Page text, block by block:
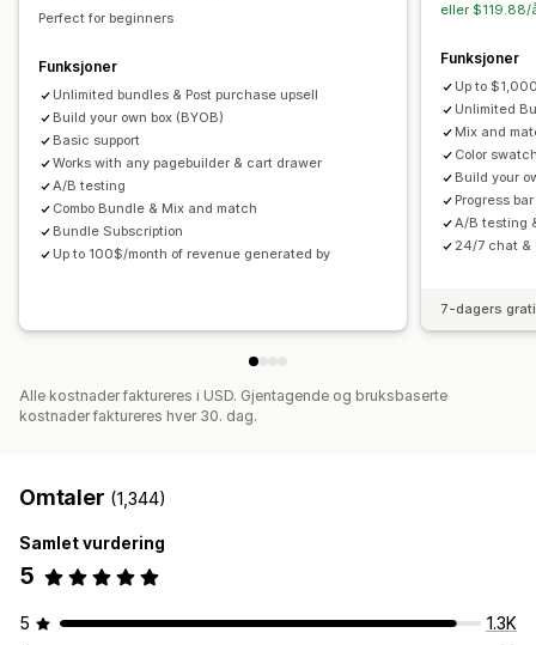
Rabatter Volumrabatter
Prosentbaserte rabatter Handlekurvrabatter
Gratis frakt
Kjøp én, få én gratis
Abonnementer
Masseprissetting
Grossistpriser Dynamisk prissetting Tilpasset prissetting
Perfect for beginners
Funksjoner
Unlimited bundles & Post purchase upsell
Build your own box (BYOB)
Basic support
Works with any pagebuilder & cart drawer
A/B testing
Combo Bundle & Mix and match
Bundle Subscription
Up to 100$/month of revenue generated by
eller $119.88/
Funksjoner
Up to
Unlimited
Mix and
Color
Build your
Progress
A/B testing
24/7 chat &
7-dagers
Alle kostnader faktureres i USD. Gjentagende og bruksbaserte
kostnader faktureres hver 30. dag.
Omtaler (1,344)
Samlet vurdering
5
5
1.3K